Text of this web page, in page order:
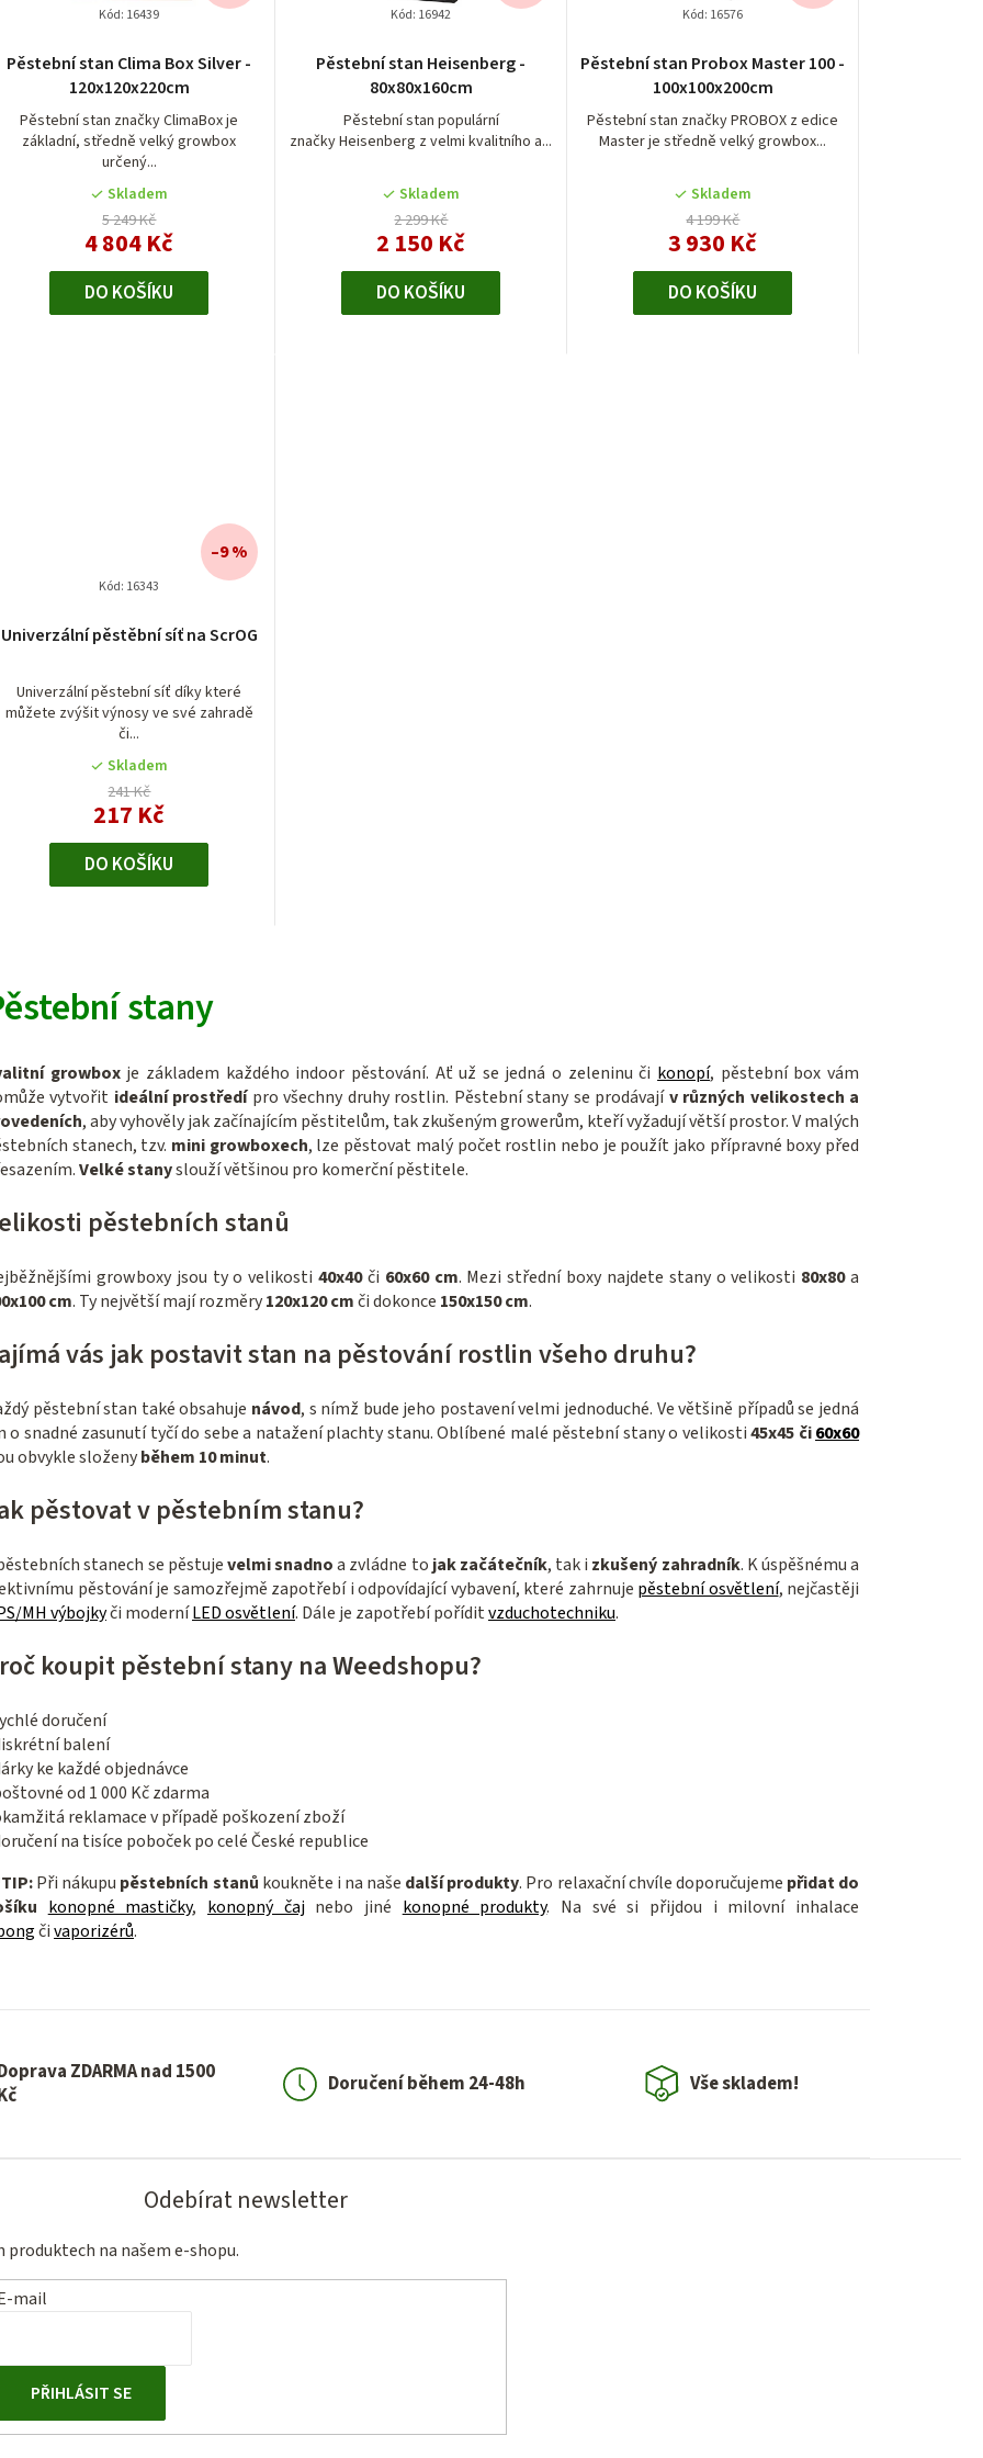
p
r
o
d
u
k
t
ů
Pěstební stan Clima Box Silver -
120x120x220cm
Pěstební stan značky ClimaBox je
základní, středně velký growbox
určený...
Skladem
5 249 Kč
4 804 Kč
DO KOŠÍKU
Kód: 16439
Pěstební stan Heisenberg -
80x80x160cm
Pěstební stan populární
značky Heisenberg z velmi kvalitního a...
Skladem
2 299 Kč
2 150 Kč
DO KOŠÍKU
Kód: 16942
Pěstební stan Probox Master 100 -
100x100x200cm
Pěstební stan značky PROBOX z edice
Master je středně velký growbox...
Skladem
4 199 Kč
3 930 Kč
DO KOŠÍKU
Kód: 16576
Univerzální pěstěbní síť na ScrOG
Univerzální pěstební síť díky které
můžete zvýšit výnosy ve své zahradě
či...
Skladem
241 Kč
217 Kč
–9 %
DO KOŠÍKU
Kód: 16343
á
d
a
c
í
v
k
v
p
stany
growboxje základem každého indoor pěstování. Ať už se jedná o zeleninu či konopí, pěstební box vám
vytvořit ideální prostředípro všechny druhy rostlin. Pěstební stany se prodávajív různých velikostech a
, aby vyhověly jak začínajícím pěstitelům, tak zkušeným growerům, kteří vyžadují větší prostor. V malých
stanech, tzv. mini growboxech, lze pěstovat malý počet rostlin nebo je použít jako přípravné boxy před
Velké stanyslouží většinou pro komerční pěstitele.
pěstebních stanů
growboxy jsou ty o velikosti 40x40či 60x60 cm. Mezi střední boxy najdete stany o velikosti 80x80a
cm. Ty největší mají rozměry120x120 cmči dokonce 150x150 cm.
vás jak postavit stan na pěstování rostlin všeho druhu?
pěstební stan také obsahuje návod, s nímž bude jeho postavení velmi jednoduché. Ve většině případů se jedná
o snadné zasunutí tyčí do sebe a natažení plachty stanu. Oblíbené malé pěstební stany o velikosti45x45 či60x60
obvykle složenyběhem 10 minut.
pěstovat v pěstebním stanu?
stanech se pěstujevelmi snadnoa zvládne to jak začátečník, tak i zkušený zahradník. K úspěšnému a
pěstování je samozřejmě zapotřebí i odpovídající vybavení, které zahrnuje pěstební osvětlení, nejčastěji
MH výbojkyči moderníLED osvětlení. Dále je zapotřebí poříditvzduchotechniku.
koupit pěstební stany na Weedshopu?
doručení
balení
ke každé objednávce
od 1 000 Kč zdarma
reklamace v případě poškození zboží
na tisíce poboček po celé České republice
TIP:Při nákupu pěstebních stanů koukněte i na naše další produkty. Pro relaxační chvíle doporučujeme přidat do
konopné mastičky, konopný čajnebo jiné konopné produkty. Na své si přijdou i milovní inhalace
čivaporizérů.
ZDARMA nad 1500
Doručení během 24-48h Vše skladem!
Odebírat newsletter
na našem e-shopu.
mail
PŘIHLÁSIT SE